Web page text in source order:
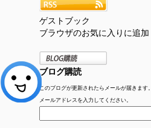
ゲストブック
ブラウザのお気に入りに追加
ブログ購読
このブログが更新されたらメールが届きます。
メールアドレスを入力してください。